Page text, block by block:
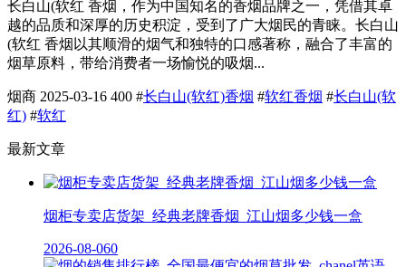
长白山(软红 香烟，作为中国知名的香烟品牌之一，凭借其卓
越的品质和深厚的历史积淀，受到了广大烟民的青睐。长白山
(软红 香烟以其顺滑的烟气和独特的口感著称，融合了丰富的
烟草原料，带给消费者一场愉悦的吸烟...
烟商 2025-03-16 400 #长白山(软红)香烟 #软红香烟 #长白山(软
红) #软红
最新文章
烟柜专卖店货架_经典老牌香烟_江山烟多少钱一盒
2026-08-060